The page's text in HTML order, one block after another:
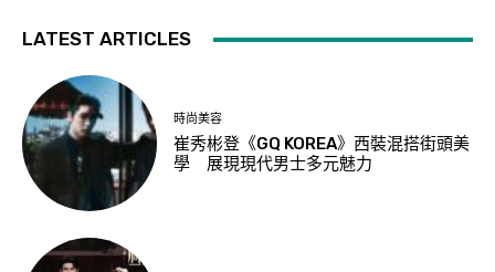
LATEST ARTICLES
時尚美容
崔秀彬登《GQ KOREA》西裝混搭街頭美
學 展現現代男士多元魅力